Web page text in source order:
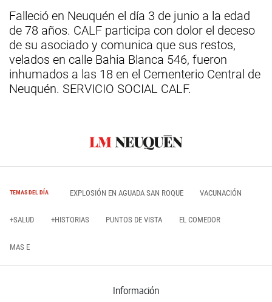
Falleció en Neuquén el día 3 de junio a la edad
de 78 años. CALF participa con dolor el deceso
de su asociado y comunica que sus restos,
velados en calle Bahia Blanca 546, fueron
inhumados a las 18 en el Cementerio Central de
Neuquén. SERVICIO SOCIAL CALF.
TEMAS DEL DÍA EXPLOSIÓN EN AGUADA SAN ROQUE VACUNACIÓN
+SALUD +HISTORIAS PUNTOS DE VISTA EL COMEDOR
MAS E
Información